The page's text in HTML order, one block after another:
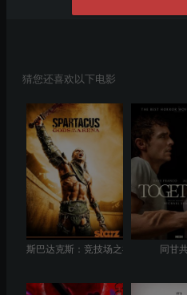
猜您还喜欢以下电影
斯巴达克斯：竞技场之神 同甘